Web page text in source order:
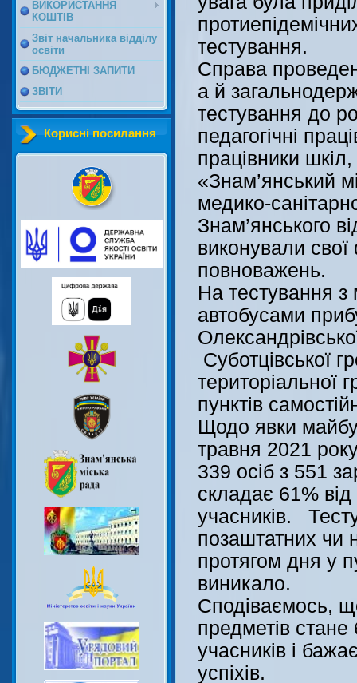
ВИКОРИСТАННЯ
КОШТІВ
Звіт начальника відділу
освіти
БЮДЖЕТНІ ЗАПИТИ
ЗВІТИ
Корисні посилання
тестування.
Справа
а й
тестування до
педагогічні
працівники
«Знам’янський
медико-
Знам’янського
виконували свої
повноважень.
На тестування
автобусами
Суботцівської
територіальної
пунктів
Щодо явки
травня 2021
339 осіб з 551
складає 61% від
учасників.
позаштатних чи
протягом дня у
виникало.
Сподіваємось,
предметів
учасників і
успіхів.